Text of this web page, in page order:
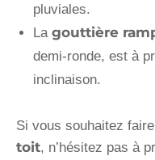
pluviales.
Lagouttière
demi-ronde, est à
inclinaison.
Si vous souhaitez
toit, n’hésitez pas à